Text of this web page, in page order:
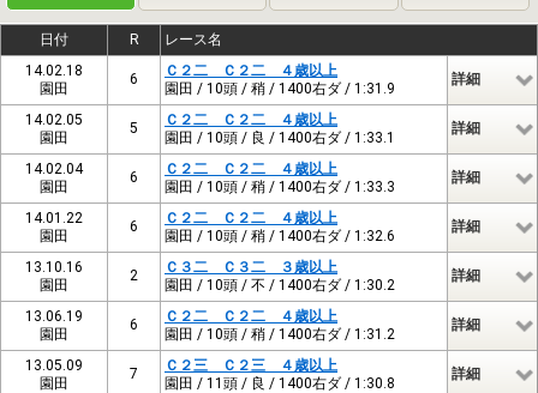
日付 R
レース名
14.02.18
園田
6
Ｃ２二 Ｃ２二 ４歳以上
園田 / 10頭 / 稍 / 1400右ダ / 1:31.9
詳細
14.02.05
園田
5
Ｃ２二 Ｃ２二 ４歳以上
園田 / 10頭 / 良 / 1400右ダ / 1:33.1
詳細
14.02.04
園田
6
Ｃ２二 Ｃ２二 ４歳以上
園田 / 10頭 / 稍 / 1400右ダ / 1:33.3
詳細
14.01.22
園田
6
Ｃ２二 Ｃ２二 ４歳以上
園田 / 10頭 / 稍 / 1400右ダ / 1:32.6
詳細
13.10.16
園田
2
Ｃ３二 Ｃ３二 ３歳以上
園田 / 10頭 / 不 / 1400右ダ / 1:30.2
詳細
13.06.19
園田
6
Ｃ２二 Ｃ２二 ４歳以上
園田 / 10頭 / 稍 / 1400右ダ / 1:31.2
詳細
13.05.09
園田
7
Ｃ２三 Ｃ２三 ４歳以上
園田 / 11頭 / 良 / 1400右ダ / 1:30.8
詳細